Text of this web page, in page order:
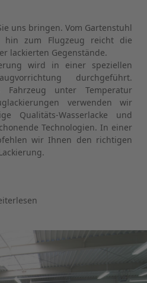
uns bringen. Vom Gartenstuhl
hin zum Flugzeug reicht die
lackierten Gegenstände.
wird in einer speziellen
durchgeführt.
unter Temperatur
verwenden wir
Qualitäts-Wasserlacke und
Technologien. In einer
wir Ihnen den richtigen